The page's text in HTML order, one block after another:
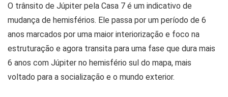
O trânsito de Júpiter pela Casa 7 é um indicativo de
mudança de hemisférios. Ele passa por um período de 6
anos marcados por uma maior interiorização e foco na
estruturação e agora transita para uma fase que dura mais
6 anos com Júpiter no hemisfério sul do mapa, mais
voltado para a socialização e o mundo exterior.